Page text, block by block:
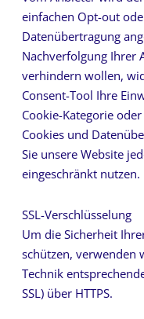
einfachen Opt-out
Datenübertragung
Nachverfolgung Ihrer
verhindern wollen,
Consent-Tool Ihre
Cookie-Kategorie
Cookies und
Sie unsere Website
eingeschränkt nutzen.
SSL-Verschlüsselung
Um die Sicherheit
schützen, verwenden
Technik
SSL) über HTTPS.